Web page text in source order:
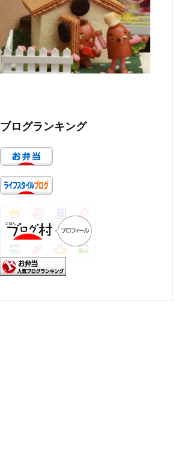
ブログランキング